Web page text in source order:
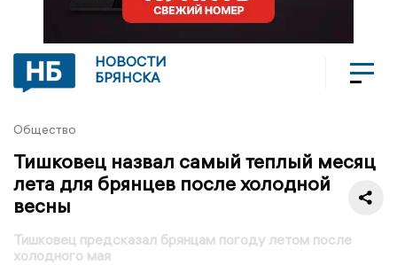
НОВОСТИ
БРЯНСКА
Общество
Тишковец назвал самый теплый месяц
лета для брянцев после холодной
весны
Тишковец предсказал брянцам погоду летом после
холодного мая